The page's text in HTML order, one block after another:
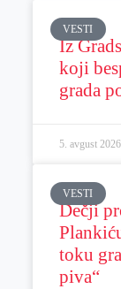
VESTI
Iz
koji
grada
5. avgust
VESTI
Dečji
toku
piva“